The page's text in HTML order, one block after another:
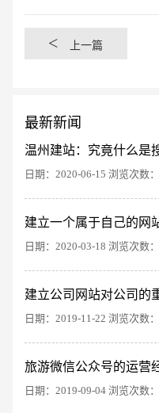
< 上一篇
最新新闻
温州建站：究竟什么是
日期：2020-06-15 浏览次数
建立一个属于自己的网
日期：2020-03-18 浏览次数
建立公司网站对公司的
日期：2019-11-22 浏览次数
旅游微信公众号的运营
日期：2019-09-04 浏览次数
创意品牌型
电商及系统